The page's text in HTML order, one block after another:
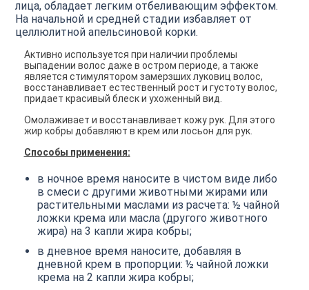
лица, обладает легким отбеливающим эффектом.
На начальной и средней стадии избавляет от
целлюлитной апельсиновой корки.
Активно используется при наличии проблемы
выпадении волос даже в остром периоде, а также
является стимулятором замерзших луковиц волос,
восстанавливает естественный рост и густоту волос,
придает красивый блеск и ухоженный вид.
Омолаживает и восстанавливает кожу рук. Для этого
жир кобры добавляют в крем или лосьон для рук.
Способы применения:
в ночное время наносите в чистом виде либо
в смеси с другими животными жирами или
растительными маслами из расчета: ½ чайной
ложки крема или масла (другого животного
жира) на 3 капли жира кобры;
в дневное время наносите, добавляя в
дневной крем в пропорции: ½ чайной ложки
крема на 2 капли жира кобры;